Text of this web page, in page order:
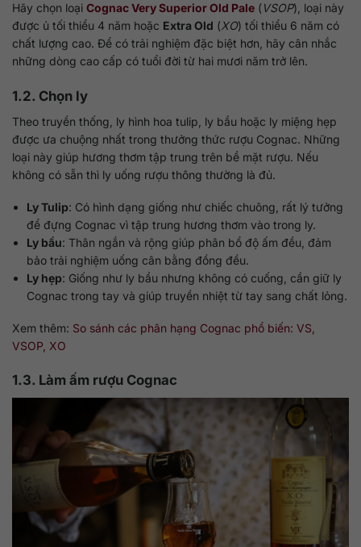
Hãy chọn loại Cognac Very Superior Old Pale ( VSOP), loại này
được ủ tối thiểu 4 năm hoặc Extra Old (XO) tối thiểu 6 năm có
chất lượng cao. Để có trải nghiệm đặc biệt hơn, hãy cân nhắc
những dòng cao cấp có tuổi đời từ hai mươi năm trở lên.
1.2. Chọn ly
Theo truyền thống, ly hình hoa tulip, ly bầu hoặc ly miệng hẹp
được ưa chuộng nhất trong thưởng thức rượu Cognac. Những
loại này giúp hương thơm tập trung trên bề mặt rượu. Nếu
không có sẵn thì ly uống rượu thông thường là đủ.
Ly Tulip: Có hình dạng giống như chiếc chuông, rất lý tưởng
để đựng Cognac vì tập trung hương thơm vào trong ly.
Ly bầu: Thân ngắn và rộng giúp phân bổ độ ấm đều, đảm
bảo trải nghiệm uống cân bằng đồng đều.
Ly hẹp: Giống như ly bầu nhưng không có cuống, cần giữ ly
Cognac trong tay và giúp truyền nhiệt từ tay sang chất lỏng.
Xem thêm: So sánh các phân hạng Cognac phổ biến: VS,
VSOP, XO
1.3. Làm ấm rượu Cognac